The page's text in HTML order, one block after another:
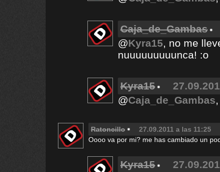
Caja_de_Gambas
@Kyra15, no me
nuuuuuuuuunca! :o
Kyra15
@Caja_de_Gambas
Ratoncillo
27.09.2011 a las 11:25
Oooo va por mi? me has cambiado un
Kyra15